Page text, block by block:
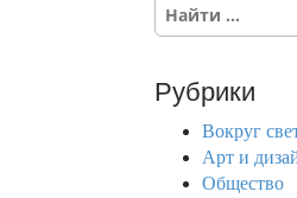
e
c
Рубрики
Вокруг
Арт и
Общество